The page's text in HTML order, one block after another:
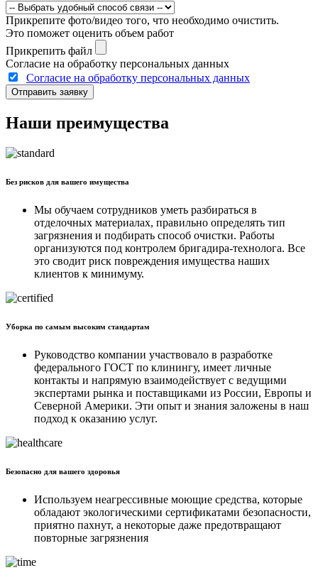
Прикрепите фото/видео того, что необходимо очистить.
Это поможет оценить объем работ
Прикрепить файл
Согласие на обработку персональных данных
Согласие на обработку персональных данных
Отправить заявку
Наши преимущества
Без рисков для вашего имущества
Мы обучаем сотрудников уметь разбираться в
отделочных материалах, правильно определять тип
загрязнения и подбирать способ очистки. Работы
организуются под контролем бригадира-технолога. Все
это сводит риск повреждения имущества наших
клиентов к минимуму.
Уборка по самым высоким стандартам
Руководство компании участвовало в разработке
федерального ГОСТ по клинингу, имеет личные
контакты и напрямую взаимодействует с ведущими
экспертами рынка и поставщиками из России, Европы и
Северной Америки. Эти опыт и знания заложены в наш
подход к оказанию услуг.
Безопасно для вашего здоровья
Используем неагрессивные моющие средства, которые
обладают экологическими сертификатами безопасности,
приятно пахнут, а некоторые даже предотвращают
повторные загрязнения